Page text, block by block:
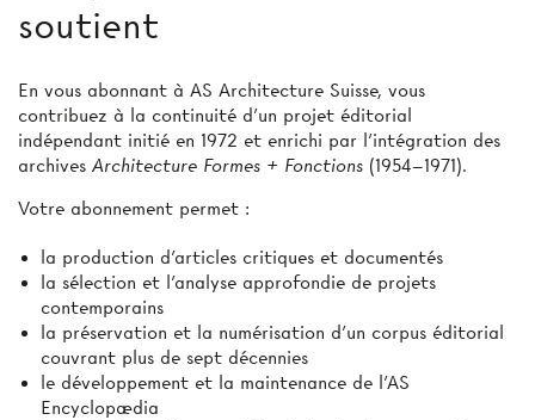
soutient
En vous abonnant à AS Architecture Suisse, vous
contribuez à la continuité d’un projet éditorial
indépendant initié en 1972 et enrichi par l’intégration des
archives Architecture Formes + Fonctions (1954–1971).
Votre abonnement permet :
la production d'articles critiques et documentés
la sélection et l’analyse approfondie de projets
contemporains
la préservation et la numérisation d’un corpus éditorial
couvrant plus de sept décennies
le développement et la maintenance de l’AS
Encyclopædia